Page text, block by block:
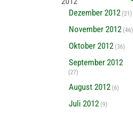
Dezember 2012 (21)
November 2012 (46)
Oktober 2012 (36)
September 2012
(27)
August 2012 (6)
Juli 2012 (9)